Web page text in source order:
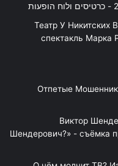
"Театр У
спектакль Марка
Отпетые
Виктор
Шендерович?» - съёмка